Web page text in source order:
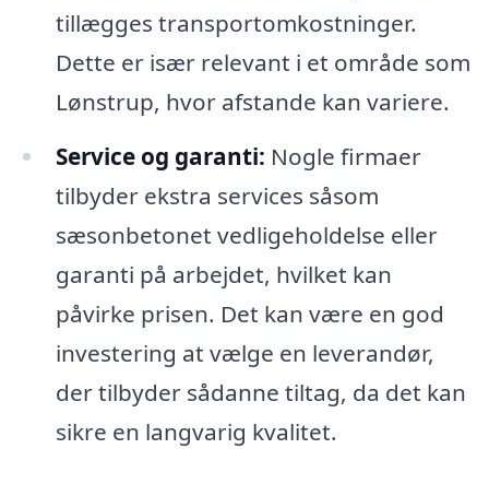
tillægges transportomkostninger.
Dette er især relevant i et område som
Lønstrup, hvor afstande kan variere.
Service og garanti: Nogle firmaer
tilbyder ekstra services såsom
sæsonbetonet vedligeholdelse eller
garanti på arbejdet, hvilket kan
påvirke prisen. Det kan være en god
investering at vælge en leverandør,
der tilbyder sådanne tiltag, da det kan
sikre en langvarig kvalitet.